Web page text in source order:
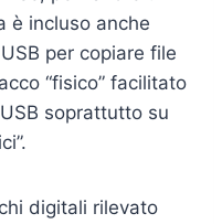
è incluso anche
per copiare file
“fisico” facilitato
soprattutto su
digitali rilevato